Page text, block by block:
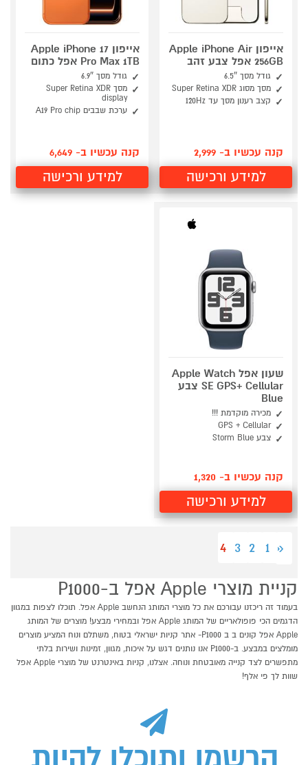
אייפון Apple iPhone Air
256GB אפל צבע זהב
גודל מסך 6.5″
מסך מסוג Super Retina XDR
קצב רענון מסך עד 120Hz
קנה עכשיו ב- 2,999
למידע ורכישה
אייפון Apple iPhone 17
Pro Max 1TB אפל כתום
גודל מסך 6.9″
מסך Super Retina XDR
display
ערכת שבבים A19 Pro chip
קנה עכשיו ב- 6,649
למידע ורכישה
שעון אפל Apple Watch
SE GPS+ Cellular צבע
Blue
מכירה מוקדמת !!!
GPS + Cellular
צבע Storm Blue
קנה עכשיו ב- 1,320
למידע ורכישה
«
1
2
3
4
קניית מוצרי Apple אפל ב-P1000
בעמוד זה ריכזנו עבורכם את כל מוצרי המותג הנחשב Apple אפל. תוכלו לצפות במגוון
הדגמים הכי פופולאריים של המותג Apple אפל ובמחירי מבצע! מוצרים של המותג
Apple אפל קונים ב ב P1000- אתר קניות ישראלי בטוח, משתלם ונוח המציע מוצרים
מומלצים במבצע. ב-P1000 אנו נותנים דגש על איכות, מגוון, זמינות ושירות בלתי
מתפשרים לצד קנייה מאובטחת ונוחה. אצלנו, קניות באינטרנט של מוצרי Apple אפל
שוות לך פי אלף!